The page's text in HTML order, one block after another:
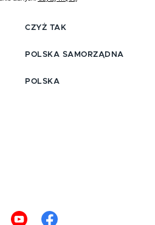
CZYŻ TAK
POLSKA SAMORZĄDNA
POLSKA